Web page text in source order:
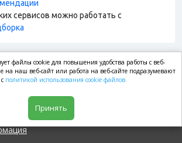
сервисов можно работать с
файлы cookie для повышения удобства работы с веб-
на наш веб-сайт или работа на веб-сайте подразумевают
политикой использования cookie файлов.
Принять